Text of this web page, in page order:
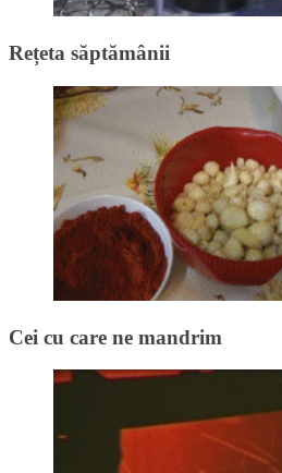
Rețeta săptămânii
Cei cu care ne mandrim